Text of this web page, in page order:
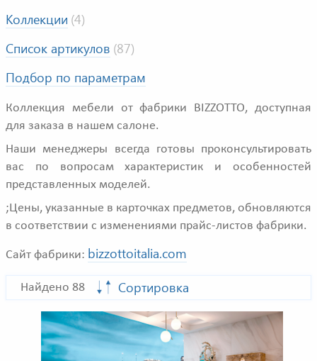
Коллекции (4)
Список артикулов (87)
Подбор по параметрам
Коллекция мебели от фабрики BIZZOTTO, доступная
для заказа в нашем салоне.
Наши менеджеры всегда готовы проконсультировать
вас по вопросам характеристик и особенностей
представленных моделей.
;Цены, указанные в карточках предметов, обновляются
в соответствии с изменениями прайс-листов фабрики.
Сайт фабрики: bizzottoitalia.com
Найдено 88 Сортировка